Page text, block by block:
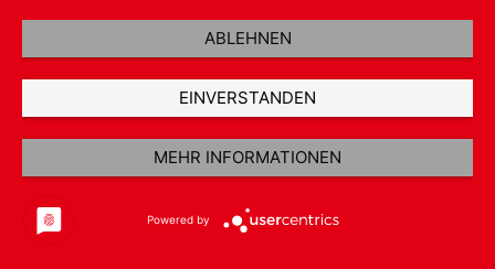
ABLEHNEN
EINVERSTANDEN
MEHR INFORMATIONEN
Powered by